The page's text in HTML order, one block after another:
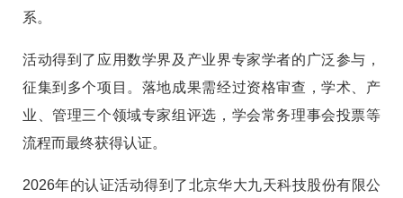
系。
活动得到了应用数学界及产业界专家学者的广泛参与，
征集到多个项目。落地成果需经过资格审查，学术、产
业、管理三个领域专家组评选，学会常务理事会投票等
流程而最终获得认证。
2026年的认证活动得到了北京华大九天科技股份有限公